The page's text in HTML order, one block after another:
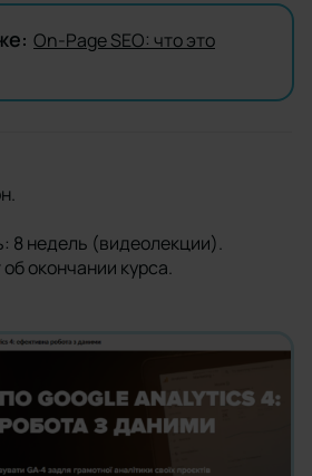
On-Page SEO: что это
8 недель (видеолекции).
окончании курса.